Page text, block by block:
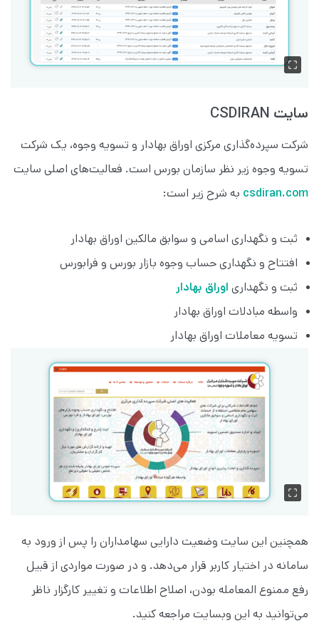
سایت‌ CSDIRAN
شرکت سپرده‌گذاری مرکزی اوراق بهادار و تسویه وجوه، یک شرکت
تسویه وجوه زیر نظر سازمان بورس است. فعالیت‌های اصلی سایت
csdiran.com به شرح زیر است:
ثبت و نگهداری اسامی و سوابق مالکین اوراق بهادار
افتتاح و نگهداری حساب وجوه بازار بورس و فرابورس
ثبت و نگهداری اوراق بهادار
واسطه مبادلات اوراق بهادار
تسویه معاملات اوراق بهادار
همچنین این سایت وضعیت دارایی سهامداران را پس از ورود به
سامانه در اختیار کاربر قرار می‌دهد. و در صورت مواردی از قبیل
رفع ممنوع المعامله بودن، اصلاح اطلاعات و تغییر کارگزار ناظر
می‌توانید به این وبسایت مراجعه کنید.